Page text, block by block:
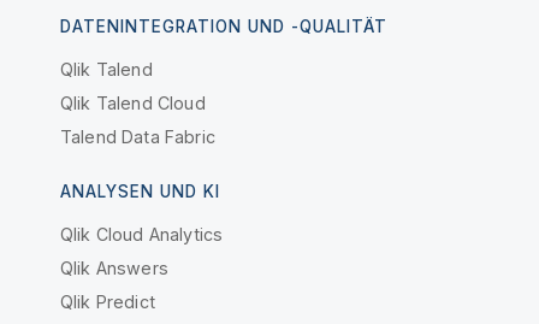
DATENINTEGRATION UND -QUALITÄT
Qlik Talend
Qlik Talend Cloud
Talend Data Fabric
ANALYSEN UND KI
Qlik Cloud Analytics
Qlik Answers
Qlik Predict